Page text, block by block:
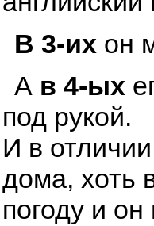
В 3-их он
А в 4-ых
под рукой.
И в
дома, хоть
погоду и